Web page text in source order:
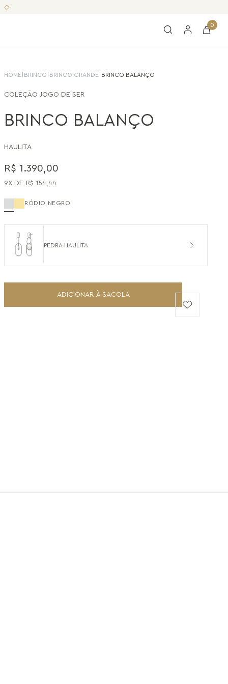
0
HOME BRINCO BRINCO GRANDE BRINCO BALANÇO
COLEÇÃO JOGO DE SER
BRINCO BALANÇO
HAULITA
R$ 1 .390,00
9 R$ 154,44
RÓDIO NEGRO
PEDRA HAULITA
ADICIONAR À SACOLA